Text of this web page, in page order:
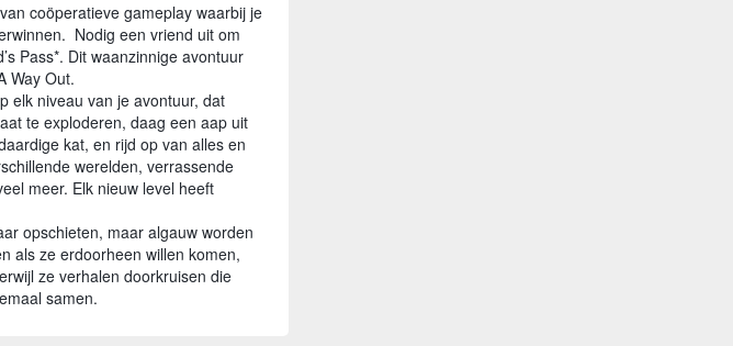
coöperatieve gameplay waarbij je
Nodig een vriend uit om
Pass*. Dit waanzinnige avontuur
Way Out.
elk niveau van je avontuur, dat
te exploderen, daag een aap uit
kat, en rijd op van alles en
werelden, verrassende
meer. Elk nieuw level heeft
opschieten, maar algauw worden
als ze erdoorheen willen komen,
ze verhalen doorkruisen die
samen.